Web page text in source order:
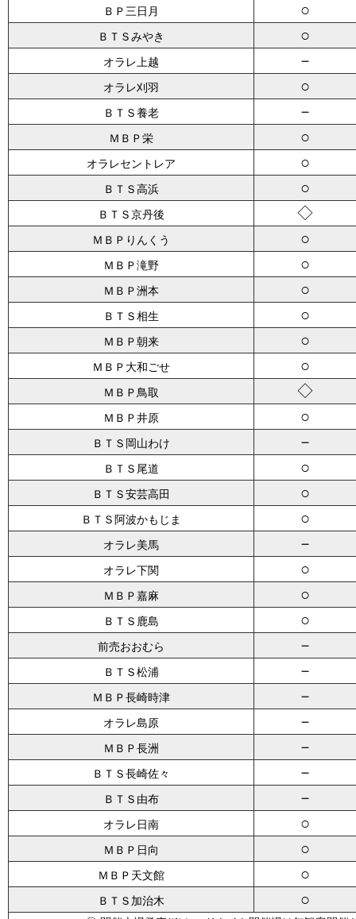
ＢＰ三日月 ○
ＢＴＳみやき ○
オラレ上越 －
オラレ刈羽 ○
ＢＴＳ養老 －
ＭＢＰ栄 ○
オラレセントレア ○
ＢＴＳ高浜 ○
ＢＴＳ京丹後 ◇
ＭＢＰりんくう ○
ＭＢＰ滝野 ○
ＭＢＰ洲本 ○
ＢＴＳ相生 ○
ＭＢＰ朝来 ○
ＭＢＰ大和ごせ ○
ＭＢＰ鳥取 ◇
ＭＢＰ井原 ○
ＢＴＳ岡山わけ －
ＢＴＳ尾道 ○
ＢＴＳ安芸高田 ○
ＢＴＳ阿波かもじま ○
オラレ美馬 －
オラレ下関 ○
ＭＢＰ嘉麻 ○
ＢＴＳ鹿島 ○
前売おおむら －
ＢＴＳ松浦 －
ＭＢＰ長崎時津 －
オラレ島原 －
ＭＢＰ長洲 －
ＢＴＳ長崎佐々 －
ＢＴＳ由布 －
オラレ日南 ○
ＭＢＰ日向 ○
ＭＢＰ天文館 ○
ＢＴＳ加治木 ○